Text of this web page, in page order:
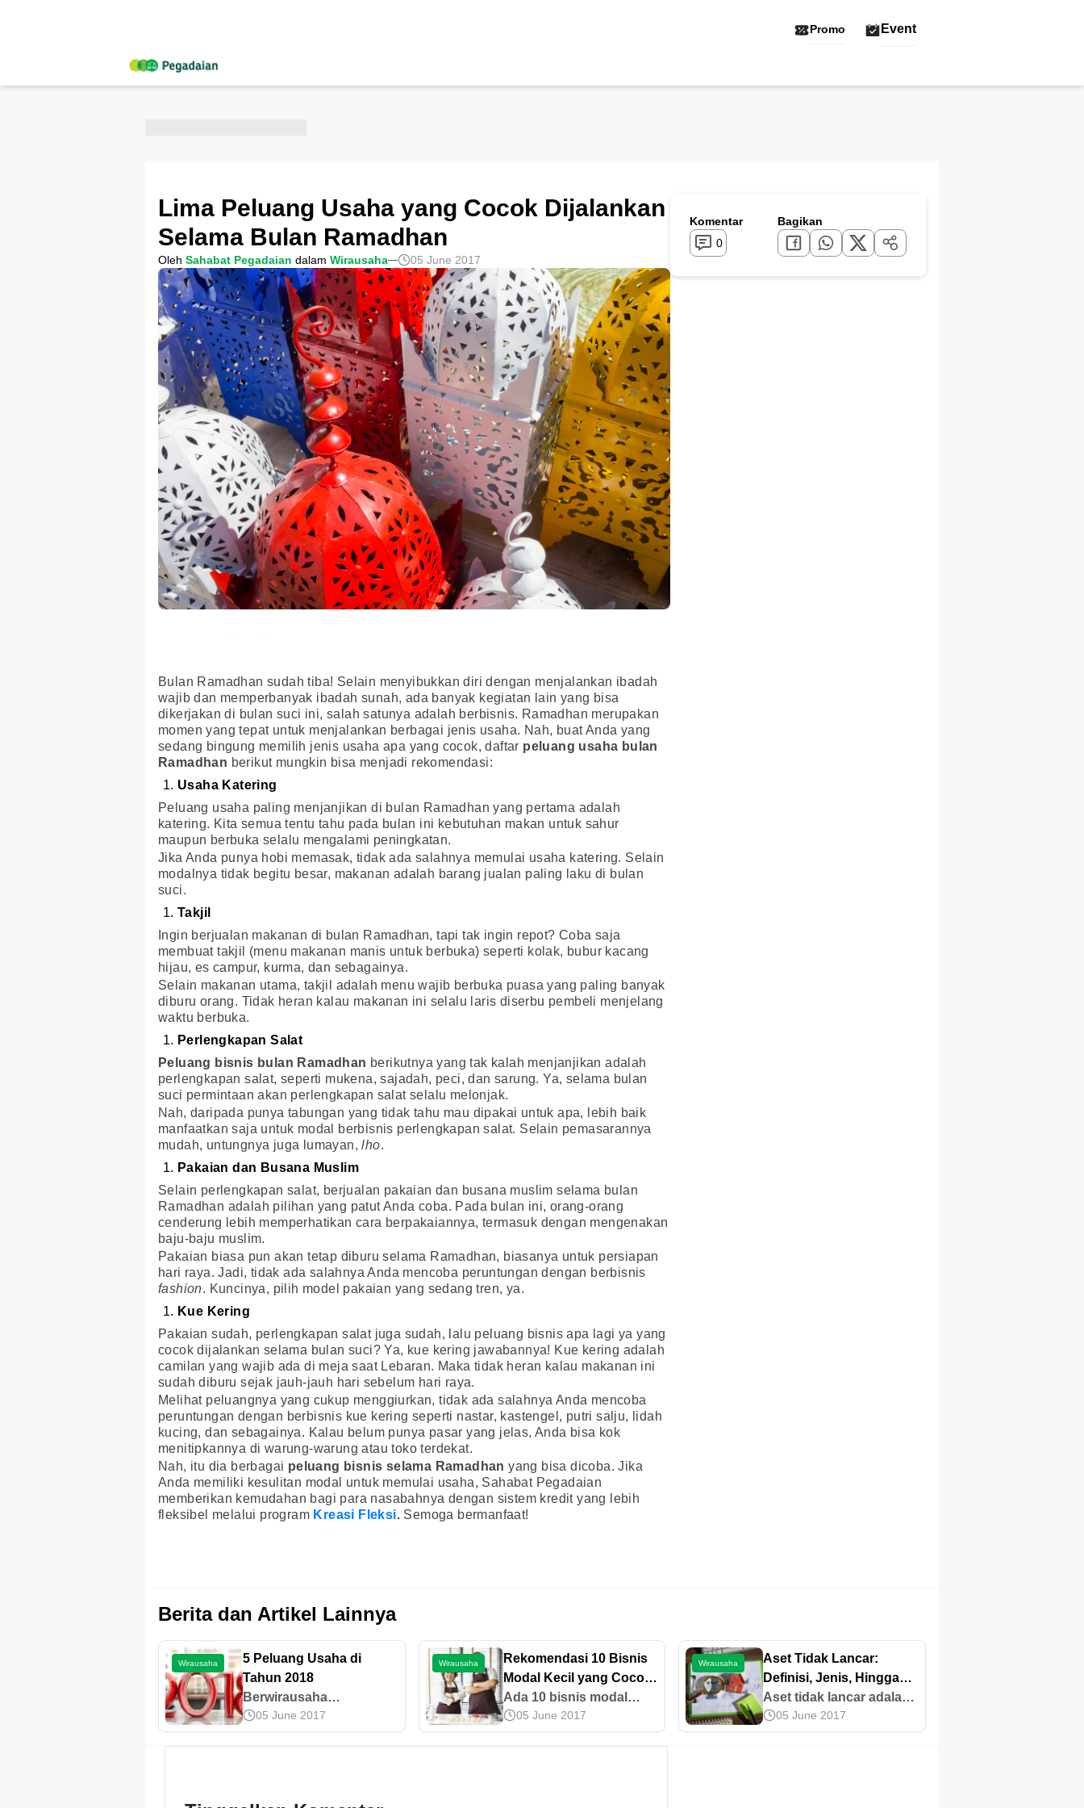
Promo Event
Lima Peluang Usaha yang Cocok Dijalankan
Selama Bulan Ramadhan
Oleh Sahabat Pegadaian dalam Wirausaha 05 June 2017
Bulan Ramadhan sudah tiba! Selain menyibukkan diri dengan menjalankan ibadah
wajib dan memperbanyak ibadah sunah, ada banyak kegiatan lain yang bisa
dikerjakan di bulan suci ini, salah satunya adalah berbisnis. Ramadhan merupakan
momen yang tepat untuk menjalankan berbagai jenis usaha. Nah, buat Anda yang
sedang bingung memilih jenis usaha apa yang cocok, daftar peluang usaha bulan
Ramadhan berikut mungkin bisa menjadi rekomendasi:
Usaha Katering
Peluang usaha paling menjanjikan di bulan Ramadhan yang pertama adalah
katering. Kita semua tentu tahu pada bulan ini kebutuhan makan untuk sahur
maupun berbuka selalu mengalami peningkatan.
Jika Anda punya hobi memasak, tidak ada salahnya memulai usaha katering. Selain
modalnya tidak begitu besar, makanan adalah barang jualan paling laku di bulan
suci.
Takjil
Ingin berjualan makanan di bulan Ramadhan, tapi tak ingin repot? Coba saja
membuat takjil (menu makanan manis untuk berbuka) seperti kolak, bubur kacang
hijau, es campur, kurma, dan sebagainya.
Selain makanan utama, takjil adalah menu wajib berbuka puasa yang paling banyak
diburu orang. Tidak heran kalau makanan ini selalu laris diserbu pembeli menjelang
waktu berbuka.
Perlengkapan Salat
Peluang bisnis bulan Ramadhan berikutnya yang tak kalah menjanjikan adalah
perlengkapan salat, seperti mukena, sajadah, peci, dan sarung. Ya, selama bulan
suci permintaan akan perlengkapan salat selalu melonjak.
Nah, daripada punya tabungan yang tidak tahu mau dipakai untuk apa, lebih baik
manfaatkan saja untuk modal berbisnis perlengkapan salat. Selain pemasarannya
mudah, untungnya juga lumayan,lho.
Pakaian dan Busana Muslim
Selain perlengkapan salat, berjualan pakaian dan busana muslim selama bulan
Ramadhan adalah pilihan yang patut Anda coba. Pada bulan ini, orang-orang
cenderung lebih memperhatikan cara berpakaiannya, termasuk dengan mengenakan
baju-baju muslim.
Pakaian biasa pun akan tetap diburu selama Ramadhan, biasanya untuk persiapan
hari raya. Jadi, tidak ada salahnya Anda mencoba peruntungan dengan berbisnis
fashion. Kuncinya, pilih model pakaian yang sedang tren, ya.
Kue Kering
Pakaian sudah, perlengkapan salat juga sudah, lalu peluang bisnis apa lagi ya yang
cocok dijalankan selama bulan suci? Ya, kue kering jawabannya! Kue kering adalah
camilan yang wajib ada di meja saat Lebaran. Maka tidak heran kalau makanan ini
sudah diburu sejak jauh-jauh hari sebelum hari raya.
Melihat peluangnya yang cukup menggiurkan, tidak ada salahnya Anda mencoba
peruntungan dengan berbisnis kue kering seperti nastar, kastengel, putri salju, lidah
kucing, dan sebagainya. Kalau belum punya pasar yang jelas, Anda bisa kok
menitipkannya di warung-warung atau toko terdekat.
Nah, itu dia berbagai peluang bisnis selama Ramadhan yang bisa dicoba. Jika
Anda memiliki kesulitan modal untuk memulai usaha, Sahabat Pegadaian
memberikan kemudahan bagi para nasabahnya dengan sistem kredit yang lebih
fleksibel melalui program Kreasi Fleksi. Semoga bermanfaat!
Komentar
0
Bagikan
Berita dan Artikel Lainnya
Wirausaha
5 Peluang Usaha di
Tahun 2018
Berwirausaha
merupakan profesi yang
kian banyak diminati
05 June 2017
Wirausaha
Rekomendasi 10 Bisnis
Modal Kecil yang Cocok
untuk Pensiunan
Ada 10 bisnis modal
kecil yang cocok untuk
pensiunan, seperti toko
05 June 2017
Wirausaha
Aset Tidak Lancar:
Definisi, Jenis, Hingga
Contohnya
Aset tidak lancar adalah
aset yang manfaat
ekonominya tidak bisa
05 June 2017